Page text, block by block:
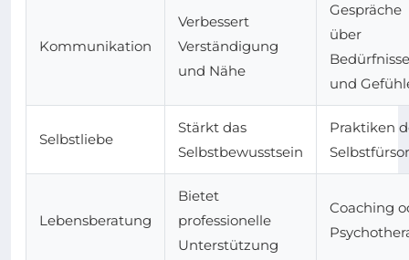
Kommunikation
Verbessert
Verständigung
und Nähe
Gespräche
über
Bedürfnisse
und
Selbstliebe
Stärkt das
Selbstbewusstsein
Praktiken
Lebensberatung
Bietet
professionelle
Unterstützung
Coaching